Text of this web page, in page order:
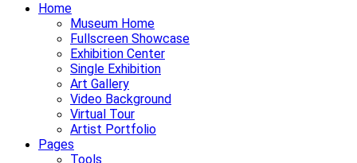
Home
Museum Home
Fullscreen Showcase
Exhibition Center
Single Exhibition
Art Gallery
Video Background
Virtual Tour
Artist Portfolio
Pages
Tools